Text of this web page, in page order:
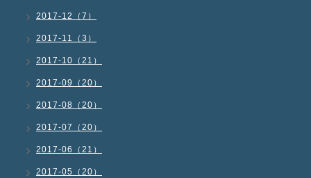
2017-12（7）
2017-11（3）
2017-10（21）
2017-09（20）
2017-08（20）
2017-07（20）
2017-06（21）
2017-05（20）